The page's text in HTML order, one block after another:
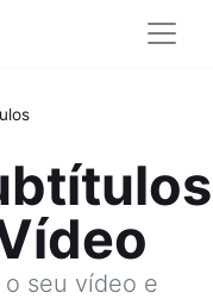
seu vídeo e